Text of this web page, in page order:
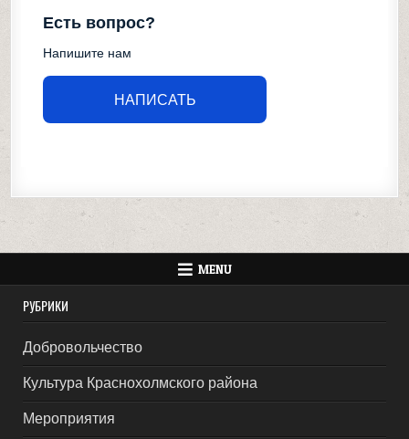
Есть вопрос?
Напишите нам
НАПИСАТЬ
MENU
РУБРИКИ
Добровольчество
Культура Краснохолмского района
Мероприятия